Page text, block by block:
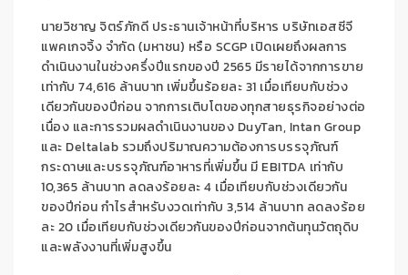
นายวิชาญ จิตร์ภักดี ประธานเจ้าหน้าที่บริหาร บริษัทเอสซีจี
แพคเกจจิ้ง จำกัด (มหาชน) หรือ SCGP เปิดเผยถึงผลการ
ดำเนินงานในช่วงครึ่งปีแรกของปี 2565 มีรายได้จากการขาย
เท่ากับ 74,616 ล้านบาท เพิ่มขึ้นร้อยละ31 เมื่อเทียบกับช่วง
เดียวกันของปีก่อน จากการเติบโตของทุกสายธุรกิจอย่างต่อ
เนื่อง และการรวมผลดำเนินงานของDuyTan,IntanGroup
และDeltalab รวมถึงปริมาณความต้องการบรรจุภัณฑ์
กระดาษและบรรจุภัณฑ์อาหารที่เพิ่มขึ้น มีEBITDA เท่ากับ
10,365 ล้านบาท ลดลงร้อยละ4 เมื่อเทียบกับช่วงเดียวกัน
ของปีก่อน กำไรสำหรับงวดเท่ากับ 3,514 ล้านบาท ลดลงร้อย
ละ20 เมื่อเทียบกับช่วงเดียวกันของปีก่อนจากต้นทุนวัตถุดิบ
และพลังงานที่เพิ่มสูงขึ้น